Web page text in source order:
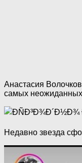
Анастасия
самых
Недавно звезда